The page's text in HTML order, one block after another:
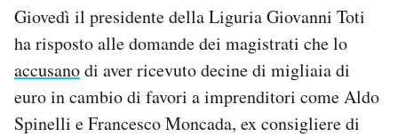
CALENDARIO
AREA PERSONALE
Area Personale
Giovedì il presidente della Liguria Giovanni Toti
ha risposto alle domande dei magistrati che lo
accusanodi aver ricevuto decine di migliaia di
euro in cambio di favori a imprenditori come Aldo
Spinelli e Francesco Moncada, ex consigliere di